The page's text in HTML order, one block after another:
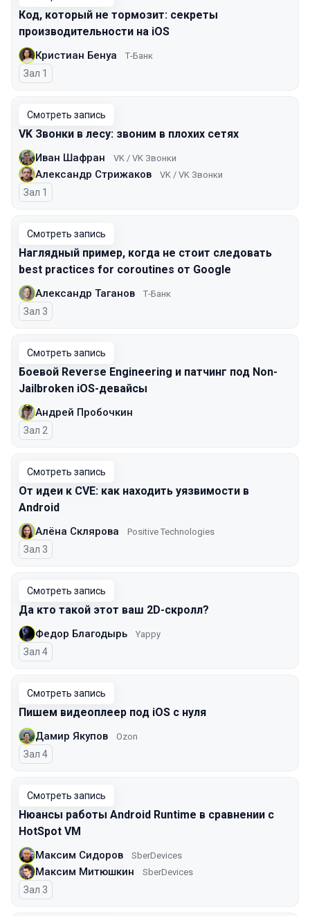
Код, который не тормозит: секреты
производительности на iOS
Кристиан Бенуа Т-Банк
Зал 1
Смотреть запись
VK Звонки в лесу: звоним в плохих сетях
Иван Шафран VK / VK Звонки
Александр Стрижаков VK / VK Звонки
Зал 1
Смотреть запись
Наглядный пример, когда не стоит следовать
best practices for coroutines от Google
Александр Таганов Т-Банк
Зал 3
Смотреть запись
Боевой Reverse Engineering и патчинг под Non-
Jailbroken iOS-девайсы
Андрей Пробочкин
Зал 2
Смотреть запись
От идеи к CVE: как находить уязвимости в
Android
Алёна Склярова Positive Technologies
Зал 3
Смотреть запись
Да кто такой этот ваш 2D-скролл?
Федор Благодырь Yappy
Зал 4
Смотреть запись
Пишем видеоплеер под iOS с нуля
Дамир Якупов Ozon
Зал 4
Смотреть запись
Нюансы работы Android Runtime в сравнении с
HotSpot VM
Максим Сидоров SberDevices
Максим Митюшкин SberDevices
Зал 3